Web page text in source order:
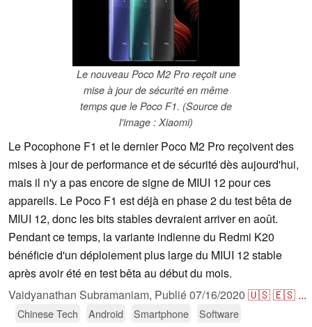
Le nouveau Poco M2 Pro reçoit une
mise à jour de sécurité en même
temps que le Poco F1. (Source de
l'image : Xiaomi)
Le Pocophone F1 et le dernier Poco M2 Pro reçoivent des
mises à jour de performance et de sécurité dès aujourd'hui,
mais il n'y a pas encore de signe de MIUI 12 pour ces
appareils. Le Poco F1 est déjà en phase 2 du test bêta de
MIUI 12, donc les bits stables devraient arriver en août.
Pendant ce temps, la variante indienne du Redmi K20
bénéficie d'un déploiement plus large du MIUI 12 stable
après avoir été en test bêta au début du mois.
Vaidyanathan Subramaniam, Publié07/16/2020 🇺🇸🇪🇸 ...
Chinese Tech Android Smartphone Software